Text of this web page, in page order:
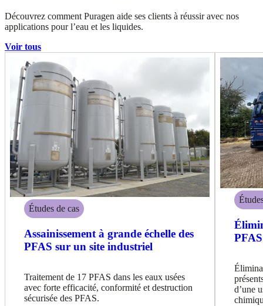
Découvrez comment Puragen aide ses clients à réussir avec nos
applications pour l’eau et les liquides.
Voir tous
Études de cas
Assainissement à grande échelle des
PFAS sur un site industriel
Traitement de 17 PFAS dans les eaux usées
avec forte efficacité, conformité et destruction
sécurisée des PFAS.
d’une